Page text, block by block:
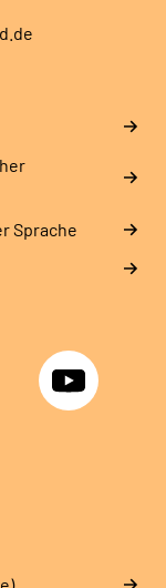
Sprache
YouTube